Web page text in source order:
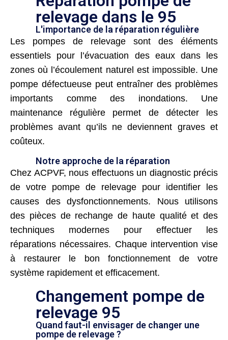
relevage dans le 95
L'importance de la réparation régulière
Les pompes de relevage sont des éléments
essentiels pour l’évacuation des eaux dans les
zones où l’écoulement naturel est impossible. Une
pompe défectueuse peut entraîner des problèmes
importants comme des inondations. Une
maintenance régulière permet de détecter les
problèmes avant qu’ils ne deviennent graves et
coûteux.
Notre approche de la réparation
Chez ACPVF, nous effectuons un diagnostic précis
de votre pompe de relevage pour identifier les
causes des dysfonctionnements. Nous utilisons
des pièces de rechange de haute qualité et des
techniques modernes pour effectuer les
réparations nécessaires. Chaque intervention vise
à restaurer le bon fonctionnement de votre
système rapidement et efficacement.
Changement pompe de
relevage 95
Quand faut-il envisager de changer une
pompe de relevage ?